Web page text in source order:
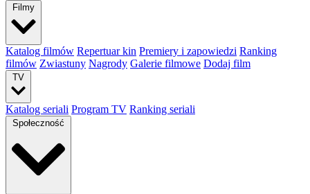
Filmy
Katalog filmów Repertuar kin Premiery i zapowiedzi Ranking
filmów Zwiastuny Nagrody Galerie filmowe Dodaj film
TV
Katalog seriali Program TV Ranking seriali
Społeczność